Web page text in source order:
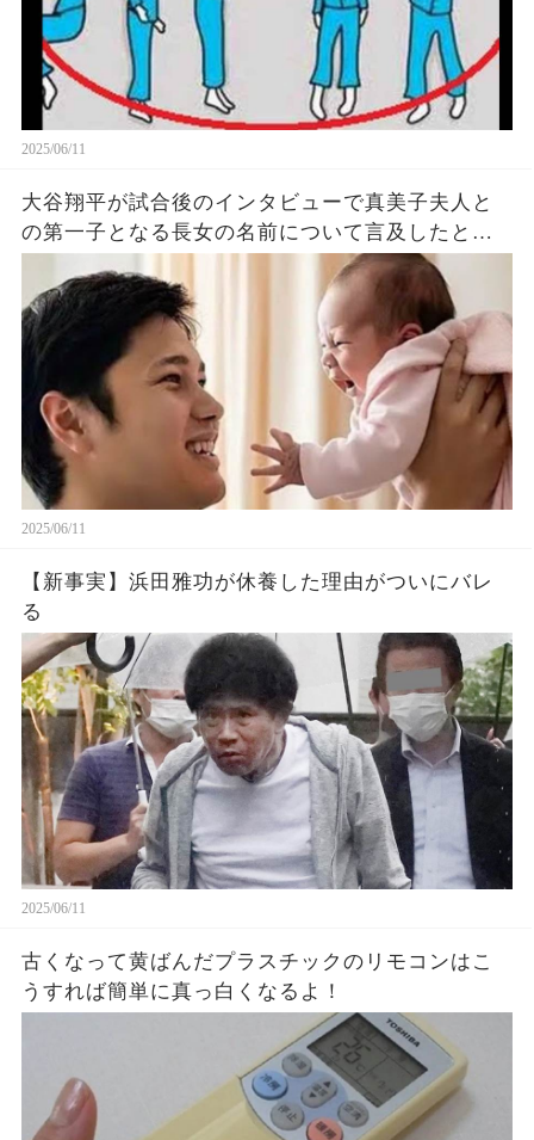
2025/06/11
大谷翔平が試合後のインタビューで真美子夫人と
の第一子となる長女の名前について言及したと話
題に！山本由伸や佐々木朗希は知ってそう！
2025/06/11
【新事実】浜田雅功が休養した理由がついにバレ
る
2025/06/11
古くなって黄ばんだプラスチックのリモコンはこ
うすれば簡単に真っ白くなるよ！